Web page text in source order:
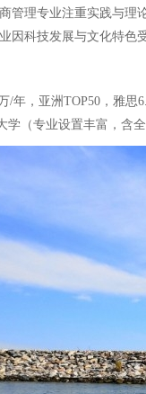
理专业注重实践与
科技发展与文化特
，亚洲TOP50，雅
（专业设置丰富，含